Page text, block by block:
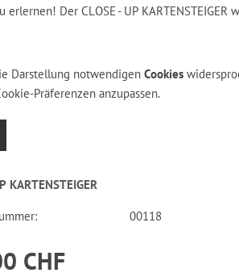
Der CLOSE - UP KARTENSTEIGER
Darstellung notwendigen Cookies
Präferenzen anzupassen.
KARTENSTEIGER
00118
CHF